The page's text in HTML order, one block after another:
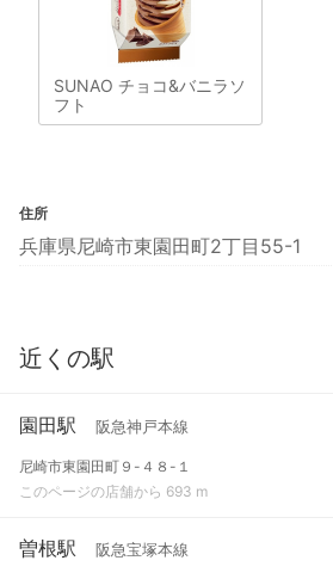
SUNAO チョコ&バニラソ
フト
住所
兵庫県尼崎市東園田町2丁目55-1
近くの駅
園田駅 阪急神戸本線
尼崎市東園田町９-４８-１
このページの店舗から 693 m
曽根駅 阪急宝塚本線